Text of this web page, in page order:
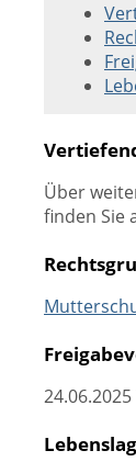
Über
finden Sie